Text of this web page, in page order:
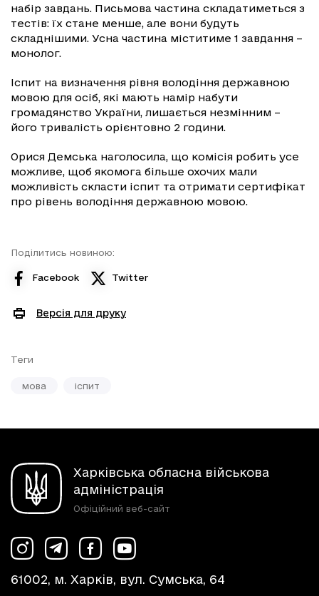
набір завдань. Письмова частина складатиметься з
тестів: їх стане менше, але вони будуть
складнішими. Усна частина міститиме 1 завдання –
монолог.
Іспит на визначення рівня володіння державною
мовою для осіб, які мають намір набути
громадянство України, лишається незмінним –
його тривалість орієнтовно 2 години.
Орися Демська наголосила, що комісія робить усе
можливе, щоб якомога більше охочих мали
можливість скласти іспит та отримати сертифікат
про рівень володіння державною мовою.
Поділитись новиною:
Facebook Twitter
Версія для друку
Теги
мова іспит
Харківська обласна військова
адміністрація
Офіційний веб-сайт
61002, м. Харків, вул. Сумська, 64